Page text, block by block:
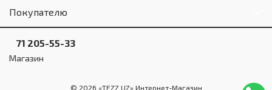
Покупателю
71 205-55-33
Магазин
© 2026 «TEZZ.UZ» Интернет-Магазин